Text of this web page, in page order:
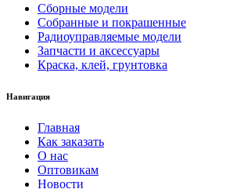
Сборные модели
Собранные и покрашенные
Радиоуправляемые модели
Запчасти и аксессуары
Краска, клей, грунтовка
Навигация
Главная
Как заказать
О нас
Оптовикам
Новости